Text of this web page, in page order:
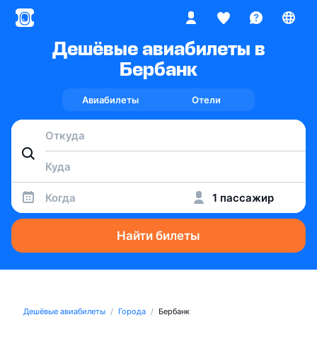
Дешёвые авиабилеты в
Бербанк
Авиабилеты Отели
Когда 1 пассажир
Найти билеты
Дешёвые авиабилеты Города Бербанк